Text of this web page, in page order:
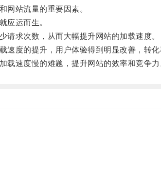
站流量的重要因素。
应运而生。
求次数，从而大幅提升网站的加载速度。
度的提升，用户体验得到明显改善，转化
速度慢的难题，提升网站的效率和竞争力